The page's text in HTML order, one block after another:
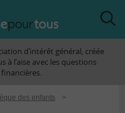
d’intérêt général, créée
à l’aise avec les questions
des enfants
>